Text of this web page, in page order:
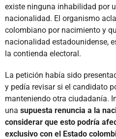
existe ninguna inhabilidad por
nacionalidad. El organismo
colombiano por nacimiento y
nacionalidad estadounidense,
la contienda electoral.
La petición había sido
y pedía revisar si el candidato
manteniendo otra ciudadanía.
una supuesta renuncia a la
considerar que esto podría
exclusivo con el Estado